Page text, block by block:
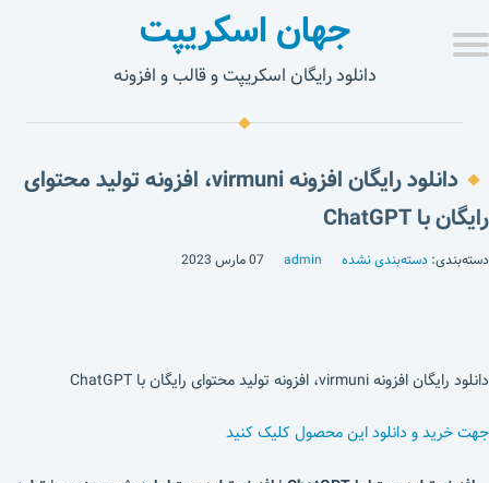
جهان اسکریپت
دانلود رایگان اسکریپت و قالب و افزونه
دانلود رایگان افزونه virmuni، افزونه تولید محتوای
رایگان با ChatGPT
دسته‌بندی: دسته‌بندی نشده admin 07 مارس 2023
دانلود رایگان افزونه virmuni، افزونه تولید محتوای رایگان با ChatGPT
جهت خرید و دانلود این محصول کلیک کنید